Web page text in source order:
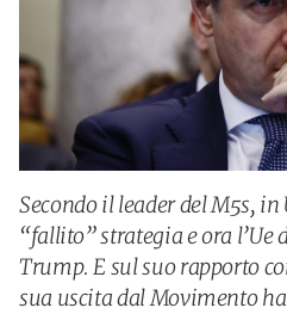
Secondo il leader del M5s,
“fallito” strategia e ora l’Ue
Trump. E sul suo rapporto
sua uscita dal Movimento